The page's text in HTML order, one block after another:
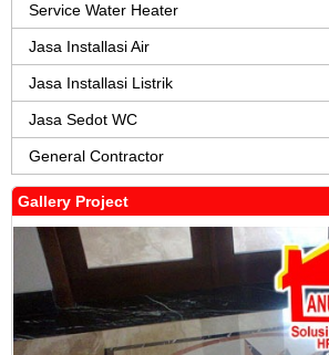
Service Water Heater
Jasa Installasi Air
Jasa Installasi Listrik
Jasa Sedot WC
General Contractor
Gallery Project